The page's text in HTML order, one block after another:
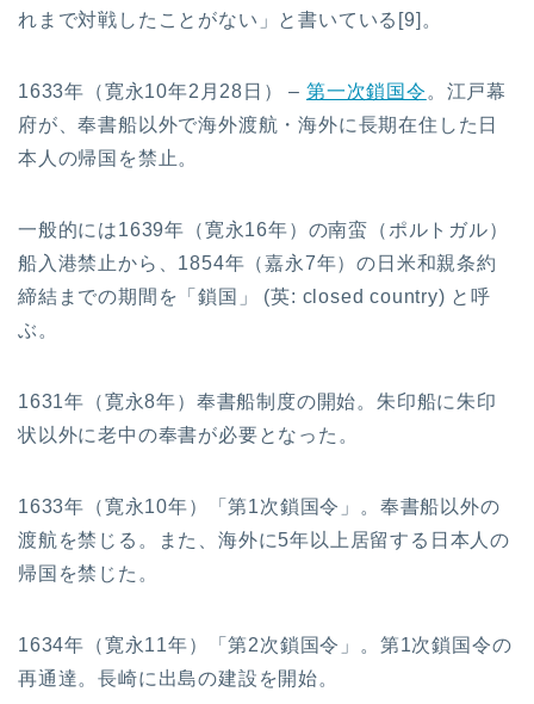
れまで対戦したことがない」と書いている[9]。
1633年（寛永10年2月28日） – 第一次鎖国令 。江戸幕
府が、奉書船以外で海外渡航・海外に長期在住した日
本人の帰国を禁止。
一般的には1639年（寛永16年）の南蛮（ポルトガル）
船入港禁止から、1854年（嘉永7年）の日米和親条約
締結までの期間を「鎖国」 (英: closed country) と呼
ぶ。
1631年（寛永8年）奉書船制度の開始。朱印船に朱印
状以外に老中の奉書が必要となった。
1633年（寛永10年）「第1次鎖国令」。奉書船以外の
渡航を禁じる。また、海外に5年以上居留する日本人の
帰国を禁じた。
1634年（寛永11年）「第2次鎖国令」。第1次鎖国令の
再通達。長崎に出島の建設を開始。